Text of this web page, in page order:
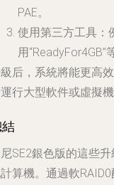
PAE。
使用第三方工具：
用“ReadyFor4GB”
后，系統將能更高
行大型軟件或虛擬機
SE2銀色版的這些
算機。通過軟